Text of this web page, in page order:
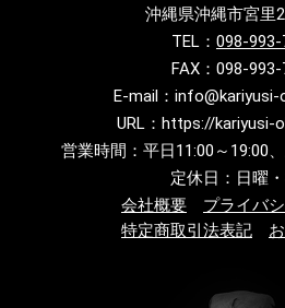
沖縄県沖縄市宮里
TEL： 098-993-
FAX：098-993-
E-mail：info@kariyusi-
URL：https://kariyusi-
営業時間：平日11:00～19:00
定休日：日曜
会社概要
プライバ
特定商取引法表記